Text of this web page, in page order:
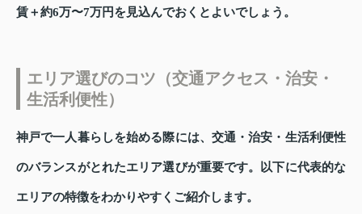
賃＋約6万〜7万円を見込んでおくとよいでしょう。
エリア選びのコツ（交通アクセス・治安・
生活利便性）
神戸で一人暮らしを始める際には、交通・治安・生活利便性
のバランスがとれたエリア選びが重要です。以下に代表的な
エリアの特徴をわかりやすくご紹介します。